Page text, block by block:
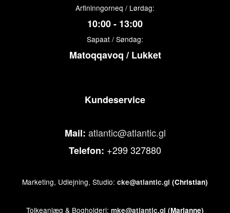
Arfininngorneq / Lørdag:
10:00 - 13:00
Sapaat / Søndag:
Matoqqavoq / Lukket
Kundeservice
Mail: atlantic@atlantic.gl
Telefon: +299 327880
Marketing, Udlejning, Studio: cke@atlantic.gl (Christian)
Tolkeanlæg & Bogholderi: mke@atlantic.gl (Marianne)